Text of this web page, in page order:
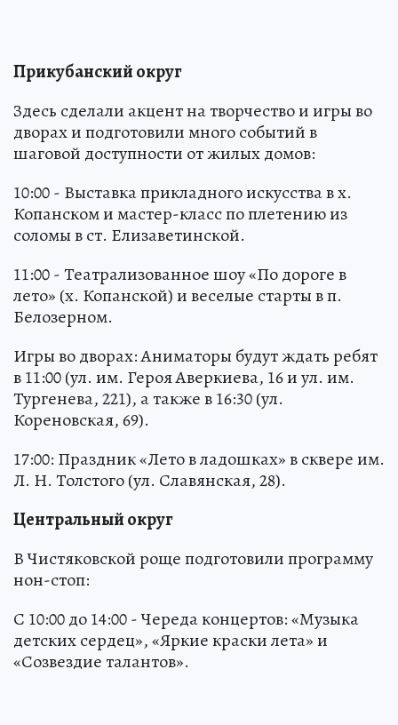
Прикубанский округ
Здесь сделали акцент на творчество и игры во
дворах и подготовили много событий в
шаговой доступности от жилых домов:
10:00 - Выставка прикладного искусства в х.
Копанском и мастер-класс по плетению из
соломы в ст. Елизаветинской.
11:00 - Театрализованное шоу «По дороге в
лето» (х. Копанской) и веселые старты в п.
Белозерном.
Игры во дворах: Аниматоры будут ждать ребят
в 11:00 (ул. им. Героя Аверкиева, 16 и ул. им.
Тургенева, 221), а также в 16:30 (ул.
Кореновская, 69).
17:00: Праздник «Лето в ладошках» в сквере им.
Л. Н. Толстого (ул. Славянская, 28).
Центральный округ
В Чистяковской роще подготовили программу
нон-стоп:
С 10:00 до 14:00 - Череда концертов: «Музыка
детских сердец», «Яркие краски лета» и
«Созвездие талантов».